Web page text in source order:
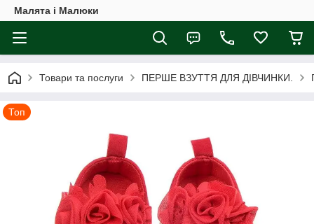
Малята і Малюки
Товари та послуги ПЕРШЕ ВЗУТТЯ ДЛЯ ДІВЧИНКИ.
Топ